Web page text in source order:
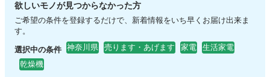
欲しいモノが見つからなかった方
ご希望の条件を登録するだけで、新着情報をいち早くお届け出来ま
す。
選択中の条件 神奈川県 売ります・あげます 家電
生活家電
乾燥機